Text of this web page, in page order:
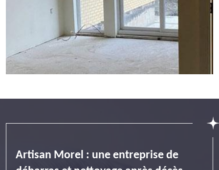
Artisan Morel : une entreprise de